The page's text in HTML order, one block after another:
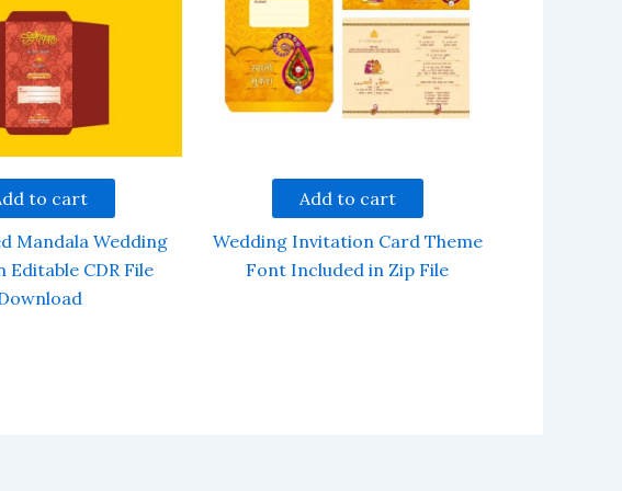
to cart
Mandala Wedding
CDR File
Add to cart
Wedding Invitation Card Theme
Font Included in Zip File